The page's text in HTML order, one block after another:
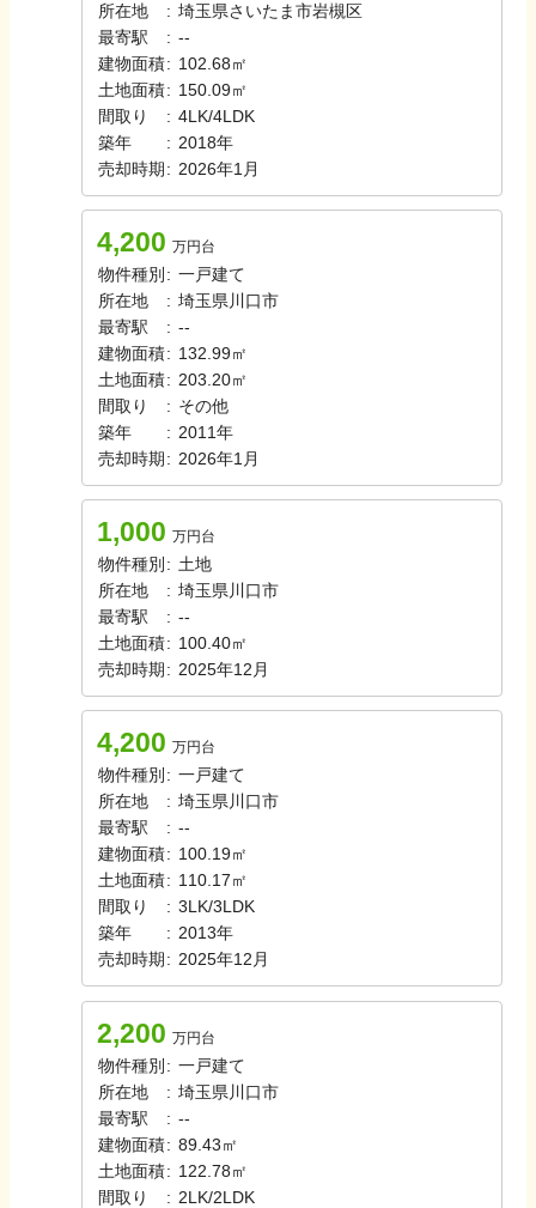
所在地
: 埼玉県さいたま市岩槻区
最寄駅
: --
建物面積: 102.68㎡
土地面積: 150.09㎡
間取り
: 4LK/4LDK
築年
: 2018年
売却時期 : 2026年1月
4,200 万円台
物件種別 : 一戸建て
所在地
: 埼玉県川口市
最寄駅
: --
建物面積: 132.99㎡
土地面積: 203.20㎡
間取り
: その他
築年
: 2011年
売却時期 : 2026年1月
1,000 万円台
物件種別 : 土地
所在地
: 埼玉県川口市
最寄駅
: --
土地面積: 100.40㎡
売却時期 : 2025年12月
4,200 万円台
物件種別 : 一戸建て
所在地
: 埼玉県川口市
最寄駅
: --
建物面積: 100.19㎡
土地面積: 110.17㎡
間取り
: 3LK/3LDK
築年
: 2013年
売却時期 : 2025年12月
2,200 万円台
物件種別 : 一戸建て
所在地
: 埼玉県川口市
最寄駅
: --
建物面積: 89.43㎡
土地面積: 122.78㎡
間取り
: 2LK/2LDK